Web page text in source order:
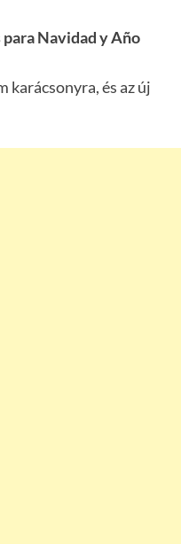
Navidad y Año
karácsonyra, és az új